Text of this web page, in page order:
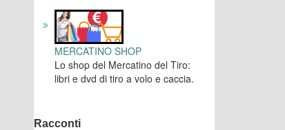
MERCATINO SHOP
Lo shop del Mercatino del Tiro:
libri e dvd di tiro a volo e caccia.
Racconti